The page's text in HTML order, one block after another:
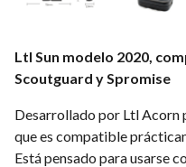
Ltl Sun modelo 2020,
Scoutguard y Spromise
Desarrollado por Ltl Acorn
que es compatible
Está pensado para usarse